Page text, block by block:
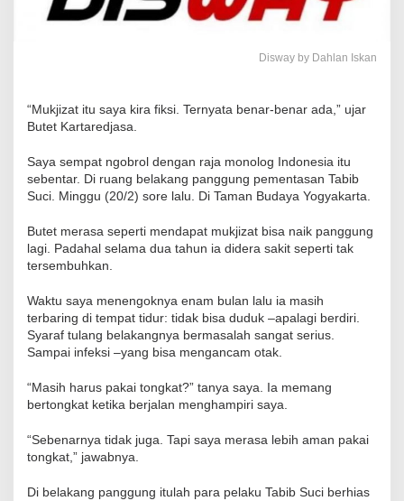
Disway by Dahlan Iskan
“Mukjizat itu saya kira fiksi. Ternyata benar-benar ada,” ujar
Butet Kartaredjasa.
Saya sempat ngobrol dengan raja monolog Indonesia itu
sebentar. Di ruang belakang panggung pementasan Tabib
Suci. Minggu (20/2) sore lalu. Di Taman Budaya Yogyakarta.
Butet merasa seperti mendapat mukjizat bisa naik panggung
lagi. Padahal selama dua tahun ia didera sakit seperti tak
tersembuhkan.
Waktu saya menengoknya enam bulan lalu ia masih
terbaring di tempat tidur: tidak bisa duduk –apalagi berdiri.
Syaraf tulang belakangnya bermasalah sangat serius.
Sampai infeksi –yang bisa mengancam otak.
“Masih harus pakai tongkat?” tanya saya. Ia memang
bertongkat ketika berjalan menghampiri saya.
“Sebenarnya tidak juga. Tapi saya merasa lebih aman pakai
tongkat,” jawabnya.
Di belakang panggung itulah para pelaku Tabib Suci berhias